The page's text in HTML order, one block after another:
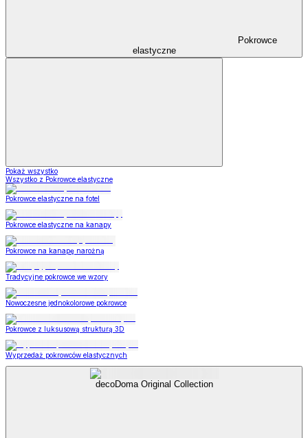
Pokrowce
elastyczne
Pokaż wszystko
Wszystko z Pokrowce elastyczne
Pokrowce elastyczne na fotel
Pokrowce elastyczne na kanapy
Pokrowce na kanapę narożną
Tradycyjne pokrowce we wzory
Nowoczesne jednokolorowe pokrowce
Pokrowce z luksusową strukturą 3D
Wyprzedaż pokrowców elastycznych
decoDoma Original Collection